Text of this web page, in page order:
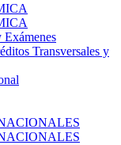
Transversales y